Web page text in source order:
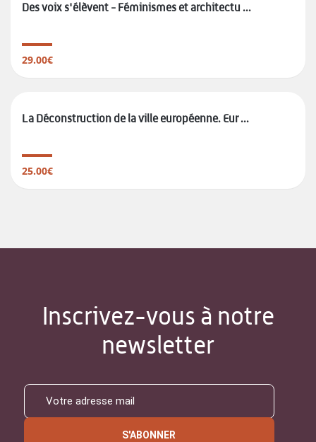
Des voix s'élèvent - Féminismes et architectu ...
29.00€
La Déconstruction de la ville européenne. Eur ...
25.00€
Inscrivez-vous à notre
newsletter
S'ABONNER